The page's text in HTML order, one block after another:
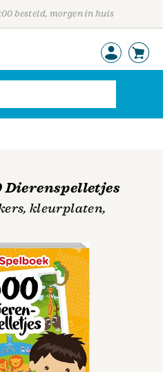
besteld, morgen in huis
Dierenspelletjes
kleurplaten,